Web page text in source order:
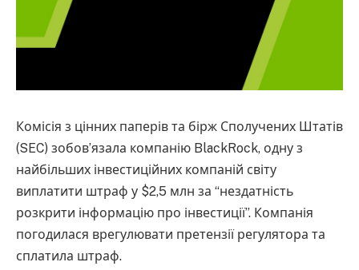
Комісія з цінних паперів та бірж Сполучених Штатів
(SEC) зобов’язала компанію BlackRock, одну з
найбільших інвестиційних компаній світу
виплатити штраф у $2,5 млн за “нездатність
розкрити інформацію про інвестиції”. Компанія
погодилася врегулювати претензії регулятора та
сплатила штраф.